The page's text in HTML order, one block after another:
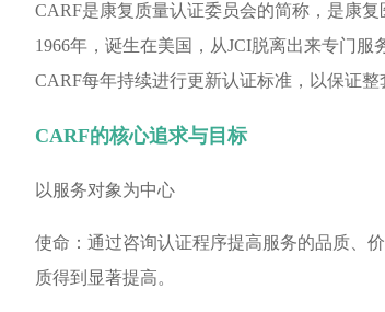
CARF是康复质量认证委员会的简称，是康
1966年，诞生在美国，从JCI脱离出来专门服
CARF每年持续进行更新认证标准，以保证整
CARF的核心追求与目标
以服务对象为中心
使命： 通过咨询认证程序提高服务的品质、
质得到显著提高。